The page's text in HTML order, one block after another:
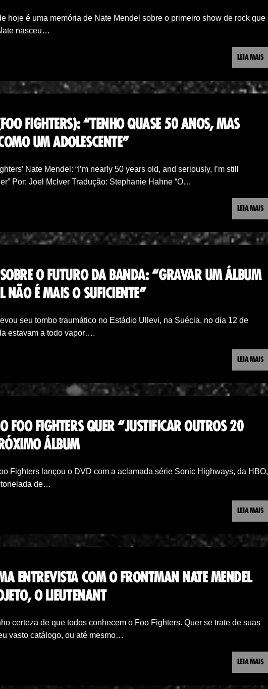
hoje é uma memória de Nate Mendel sobre o primeiro show de rock que
nasceu…
LEIA MAIS
FIGHTERS): “TENHO QUASE 50 ANOS, MAS
UM ADOLESCENTE”
Nate Mendel: “I’m nearly 50 years old, and seriously, I’m still
Por: Joel McIver Tradução: Stephanie Hahne “O…
LEIA MAIS
O FUTURO DA BANDA: “GRAVAR UM ÁLBUM
NÃO É MAIS O SUFICIENTE”
seu tombo traumático no Estádio Ullevi, na Suécia, no dia 12 de
estavam a todo vapor….
LEIA MAIS
FOO FIGHTERS QUER “JUSTIFICAR OUTROS 20
ÁLBUM
Fighters lançou o DVD com a aclamada série Sonic Highways, da HBO,
tonelada de…
LEIA MAIS
ENTREVISTA COM O FRONTMAN NATE MENDEL
O LIEUTENANT
certeza de que todos conhecem o Foo Fighters. Quer se trate de suas
vasto catálogo, ou até mesmo…
LEIA MAIS